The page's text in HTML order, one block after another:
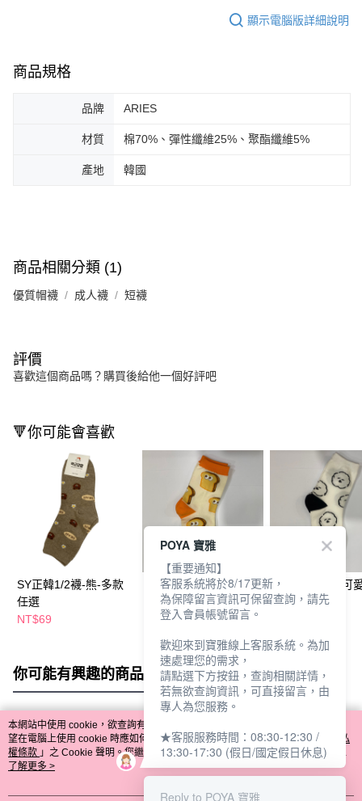
顯示電腦版詳細說明
商品規格
品牌 ARIES
材質 棉70%、彈性纖維25%、聚酯纖維5%
產地 韓國
商品相關分類 (1)
優質帽襪 成人襪 短襪
評價
喜歡這個商品嗎？購買後給他一個好評吧
🔻你可能會喜歡
SY正韓1/2襪-熊-多款
任選
NT$69
SY正韓1/2襪-多款任選
NT$69
SY正韓1/2襪-可
多款任選
你可能有興趣的商品 全站排行
熱門標籤
本網站中使用 cookie，欲查詢有關本網站使用 cookie 方式之詳情，及若您不希
望在電腦上使用 cookie 時應如何變更電腦的 cookie 設定，請參閱本網站「
隱私
權條款 」之 Cookie 聲明。您繼續使用本網站即表示您同意本公司得按本網站使
用條款之 Cookie 聲明使用 cookie。
了解更多 >
POYA 寶雅
【重要通知】
客服系統將於8/17更新，
為保障留言資訊可保留查詢，請先
登入會員帳號留言。
歡迎來到寶雅線上客服系統。為加
速處理您的需求，
請點選下方按鈕，查詢相關詳情，
若無欲查詢資訊，可直接留言，由
專人為您服務。
★客服服務時間：08:30-12:30 /
13:30-17:30 (假日/國定假日休息)
Reply to POYA 寶雅